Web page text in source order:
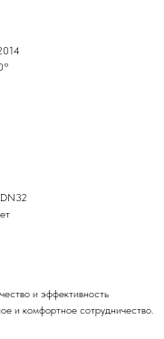
и эффективность
и комфортное сотрудничество.